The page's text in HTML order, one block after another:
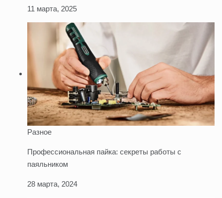
11 марта, 2025
Разное
Профессиональная пайка: секреты работы с
паяльником
28 марта, 2024